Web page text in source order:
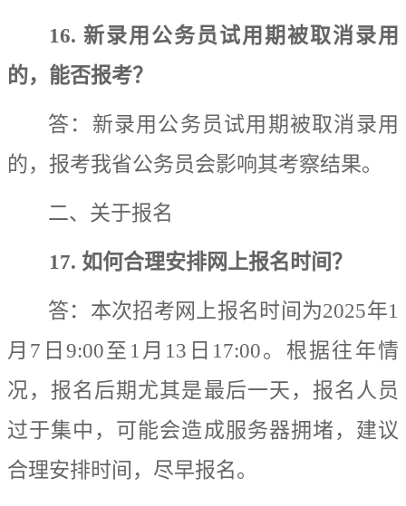
16. 新录用公务员试用期被取消录用
的，能否报考？
答： 新录用公务员试用期被取消录用
的，报考我省公务员会影响其考察结果。
二、关于报名
17. 如何合理安排网上报名时间？
答： 本次招考网上报名时间为2025年1
月 7 日9:00 至 1 月 13 日 17:00。根据往年情
况，报名后期尤其是最后一天，报名人员
过于集中，可能会造成服务器拥堵，建议
合理安排时间，尽早报名。